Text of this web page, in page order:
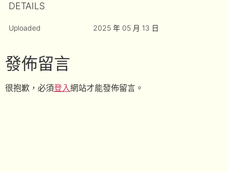
DETAILS
Uploaded 2025 年 05 月 13 日
發佈留言
很抱歉，必須登入網站才能發佈留言。